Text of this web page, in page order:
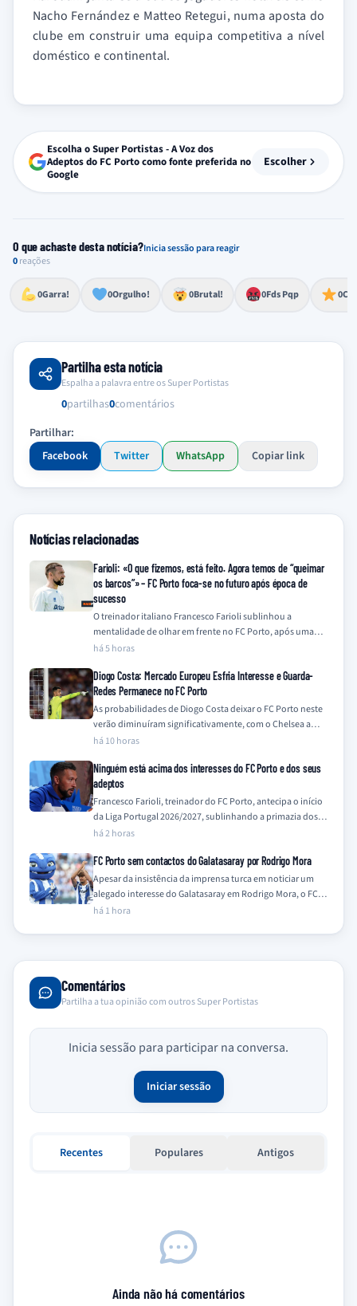
Nacho Fernández e Matteo Retegui, numa aposta do
clube em construir uma equipa competitiva a nível
doméstico e continental.
Escolha o Super Portistas - A Voz dos
Adeptos do FC Porto como fonte preferida no
Google
Escolher
O que achaste desta notícia?Inicia sessão para reagir
0reações
0Garra!
Esforço, determinação, aprovação forte
0Orgulho!
Lealdade, amor clubístico, sentimento profundo
0Brutal!
Impressionante, chocante, de grande impacto 0Fds Pqp
Reação de desespero, raiva, frustração ou espanto extremo 0
Excelência, destaque, o melhor
Partilha esta notícia
Espalha a palavra entre os Super Portistas
0partilhas0comentários
Partilhar:
Facebook
Twitter WhatsApp Copiar link
Notícias relacionadas
Farioli: «O que fizemos, está feito. Agora temos de “queimar
os barcos”» – FC Porto foca-se no futuro após época de
sucesso
O treinador italiano Francesco Farioli sublinhou a
mentalidade de olhar em frente no FC Porto, após uma
temporada de 2025/26 coroada com…
há 5 horas
Diogo Costa: Mercado Europeu Esfria Interesse e Guarda-
Redes Permanece no FC Porto
As probabilidades de Diogo Costa deixar o FC Porto neste
verão diminuíram significativamente, com o Chelsea a
descartar o interesse e outros…
há 10 horas
Ninguém está acima dos interesses do FC Porto e dos seus
adeptos
Francesco Farioli, treinador do FC Porto, antecipa o início
da Liga Portugal 2026/2027, sublinhando a primazia dos
interesses do clube e dos…
há 2 horas
FC Porto sem contactos do Galatasaray por Rodrigo Mora
Apesar da insistência da imprensa turca em noticiar um
alegado interesse do Galatasaray em Rodrigo Mora, o FC
Porto nega qualquer contacto…
há 1 hora
Comentários
Partilha a tua opinião com outros Super Portistas
Inicia sessão para participar na conversa.
Iniciar sessão
Recentes Populares Antigos
Ainda não há comentários